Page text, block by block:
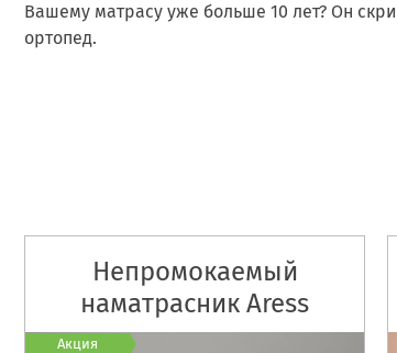
Вашему матрасу уже больше 10 лет? Он
ортопед.
Непромокаемый
наматрасник Aress
Premium
Акция